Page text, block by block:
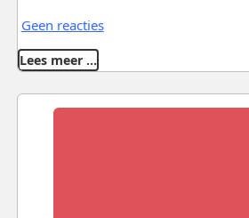
Geen reacties
Lees meer …